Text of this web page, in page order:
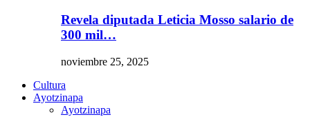
Revela diputada Leticia Mosso salario de
300 mil…
noviembre 25, 2025
Cultura
Ayotzinapa
Ayotzinapa